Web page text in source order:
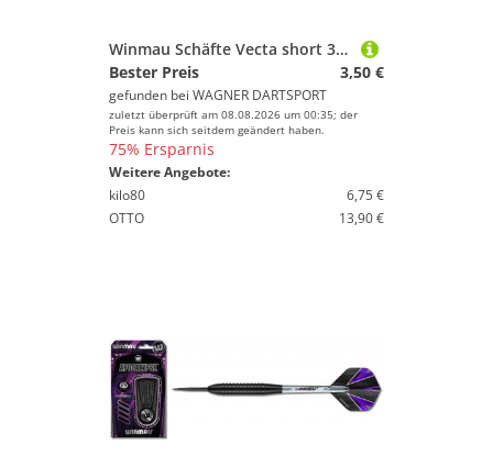
Winmau Schäfte Vecta short 34mm schwarz
Bester Preis
3,50 €
gefunden bei WAGNER DARTSPORT
zuletzt überprüft am 08.08.2026 um 00:35; der
Preis kann sich seitdem geändert haben.
75% Ersparnis
Weitere Angebote:
kilo80
6,75 €
OTTO
13,90 €